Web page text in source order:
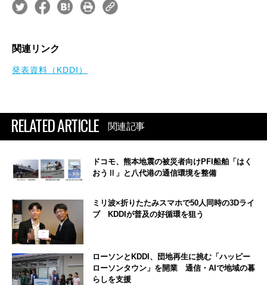
関連リンク
発表資料（KDDI）
RELATED ARTICLE 関連記事
ドコモ、熊本地震の被災者向けPFI船舶「はく
おうⅡ」と八代港の通信環境を整備
ミリ波×折りたたみスマホで50人同時の3Dライ
ブ KDDIが普及の好循環を狙う
ローソンとKDDI、団地再生に挑む「ハッピー
ローソンタウン」を開業 通信・AIで地域の暮
らしを支援